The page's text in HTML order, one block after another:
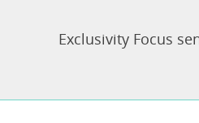
Exclusivity Focus